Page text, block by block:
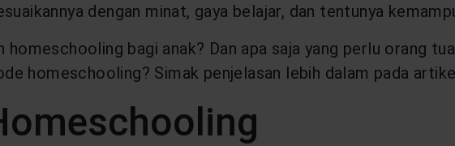
dengan minat, gaya belajar, dan tentunya
homeschooling bagi anak? Dan apa saja yang perlu orang
homeschooling? Simak penjelasan lebih dalam pada